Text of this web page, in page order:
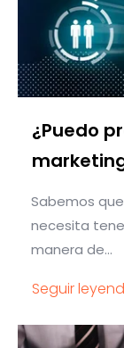
¿Puedo
Sabemos
necesita
manera de...
Seguir